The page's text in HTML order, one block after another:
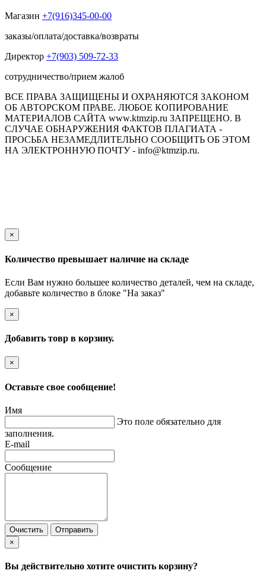
Магазин +7(916)345-00-00
заказы/оплата/доставка/возвраты
Директор +7(903) 509-72-33
сотрудничество/прием жалоб
ВСЕ ПРАВА ЗАЩИЩЕНЫ И ОХРАНЯЮТСЯ ЗАКОНОМ
ОБ АВТОРСКОМ ПРАВЕ. ЛЮБОЕ КОПИРОВАНИЕ
МАТЕРИАЛОВ САЙТА www.ktmzip.ru ЗАПРЕЩЕНО. В
СЛУЧАЕ ОБНАРУЖЕНИЯ ФАКТОВ ПЛАГИАТА -
ПРОСЬБА НЕЗАМЕДЛИТЕЛЬНО СООБЩИТЬ ОБ ЭТОМ
НА ЭЛЕКТРОННУЮ ПОЧТУ - info@ktmzip.ru.
×
Количество превышает наличие на складе
Если Вам нужно большее количество деталей, чем на складе,
добавьте количество в блоке "На заказ"
×
Добавить товр в корзину.
×
Оставьте свое сообщение!
Имя
Это поле обязательно для
заполнения.
E-mail
Сообщение
Очистить
Отправить
×
Вы действительно хотите очистить корзину?